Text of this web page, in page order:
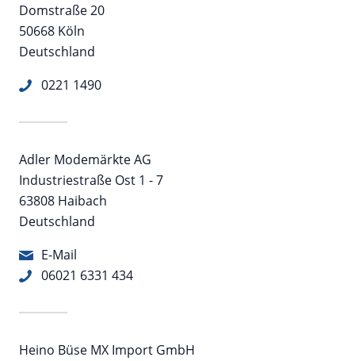
Domstraße 20
50668 Köln
Deutschland
0221 1490
Adler Modemärkte AG
Industriestraße Ost 1 - 7
63808 Haibach
Deutschland
E-Mail
06021 6331 434
Heino Büse MX Import GmbH